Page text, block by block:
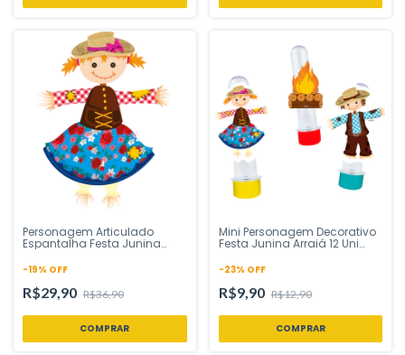
Personagem Articulado
Espantalha Festa Junina
Inspire sua Festa Loja
-19% OFF
R$29,90 R$36,90
Mini Personagem Decorativo
Festa Junina Arraiá 12 Uni
Festa Loja
-23% OFF
R$9,90 R$12,90